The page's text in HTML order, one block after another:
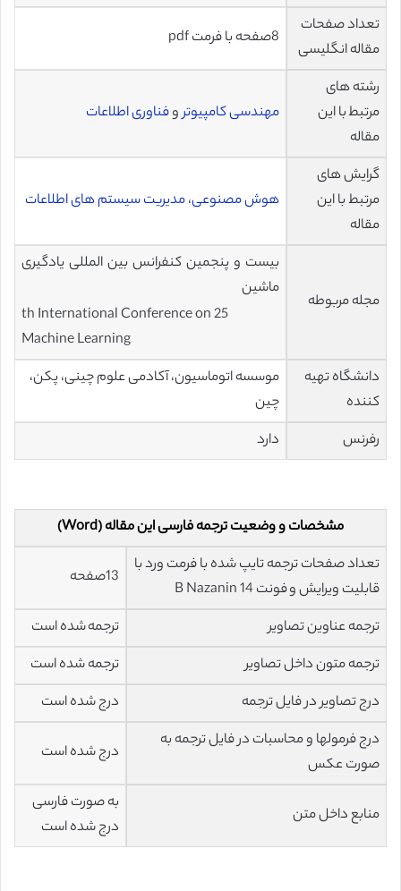
تعداد صفحات
مقاله انگلیسی
8صفحه با فرمت pdf
رشته های
مرتبط با این
مقاله
مهندسی کامپیوتروفناوری اطلاعات
گرایش های
مرتبط با این
مقاله
هوش مصنوعی،مدیریت سیستم های اطلاعات
مجله مربوطه
بیست و پنجمین کنفرانس بین المللی یادگیری
ماشین
25 th International Conference on
Machine Learning
دانشگاه تهیه
کننده
موسسه اتوماسیون، آکادمی علوم چینی، پکن،
چین
رفرنس
دارد
مشخصات و وضعیت ترجمه فارسی این مقاله (Word)
تعداد صفحات ترجمه تایپ شده با فرمت ورد با
قابلیت ویرایش و فونت 14 B Nazanin
13صفحه
ترجمه عناوین تصاویر
ترجمه شده است
ترجمه متون داخل تصاویر
ترجمه شده است
درج تصاویر در فایل ترجمه
درج شده است
درج فرمولها و محاسبات در فایل ترجمه به
صورت عکس
درج شده است
منابع داخل متن
به صورت فارسی
درج شده است